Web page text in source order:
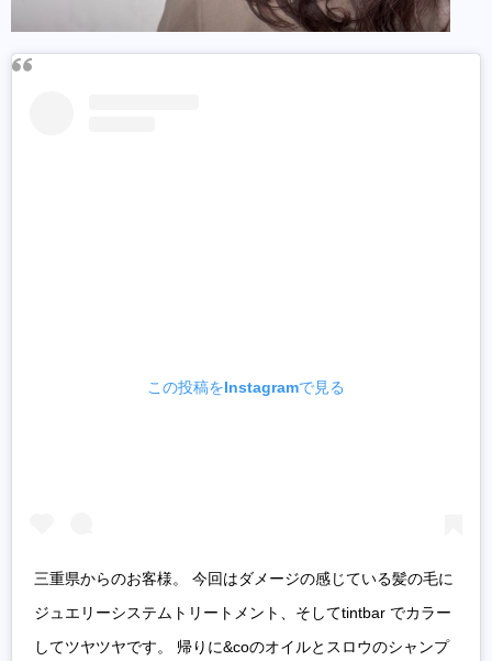
この投稿をInstagramで見る
三重県からのお客様。 今回はダメージの感じている髪の毛に
ジュエリーシステムトリートメント、そしてtintbar でカラー
してツヤツヤです。 帰りに&coのオイルとスロウのシャンプ